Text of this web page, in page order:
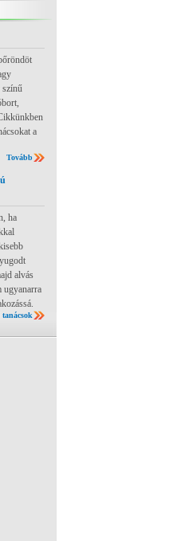
színű
a
Tovább
ha
alvás
ugyanarra
tanácsok